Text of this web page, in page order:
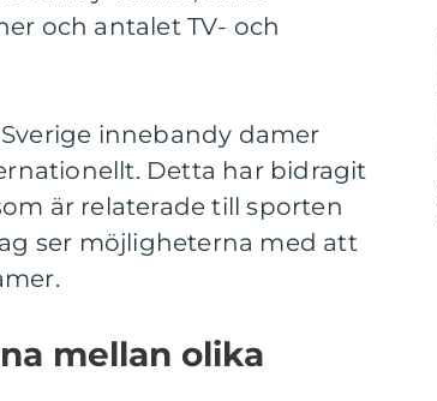
och antalet TV- och
innebandy damer
Detta har bidragit
är relaterade till sporten
ser möjligheterna med att
mellan olika